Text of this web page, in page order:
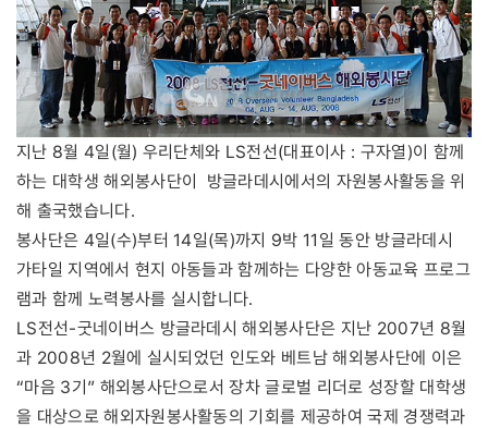
지난 8월 4일(월) 우리단체와 LS전선(대표이사 : 구자열)이 함께
하는 대학생 해외봉사단이 방글라데시에서의 자원봉사활동을 위
해 출국했습니다.
봉사단은 4일(수)부터 14일(목)까지 9박 11일 동안 방글라데시
가타일 지역에서 현지 아동들과 함께하는 다양한 아동교육 프로그
램과 함께 노력봉사를 실시합니다.
LS전선-굿네이버스 방글라데시 해외봉사단은 지난 2007년 8월
과 2008년 2월에 실시되었던 인도와 베트남 해외봉사단에 이은
“마음 3기” 해외봉사단으로서 장차 글로벌 리더로 성장할 대학생
을 대상으로 해외자원봉사활동의 기회를 제공하여 국제 경쟁력과